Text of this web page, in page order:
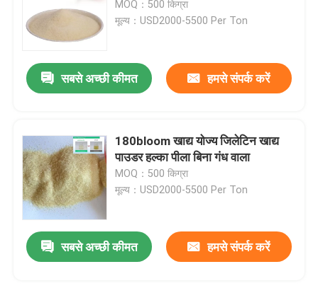
MOQ：500 किग्रा
मूल्य：USD2000-5500 Per Ton
सबसे अच्छी कीमत हमसे संपर्क करें
180bloom खाद्य योज्य जिलेटिन खाद्य
पाउडर हल्का पीला बिना गंध वाला
MOQ：500 किग्रा
मूल्य：USD2000-5500 Per Ton
सबसे अच्छी कीमत हमसे संपर्क करें